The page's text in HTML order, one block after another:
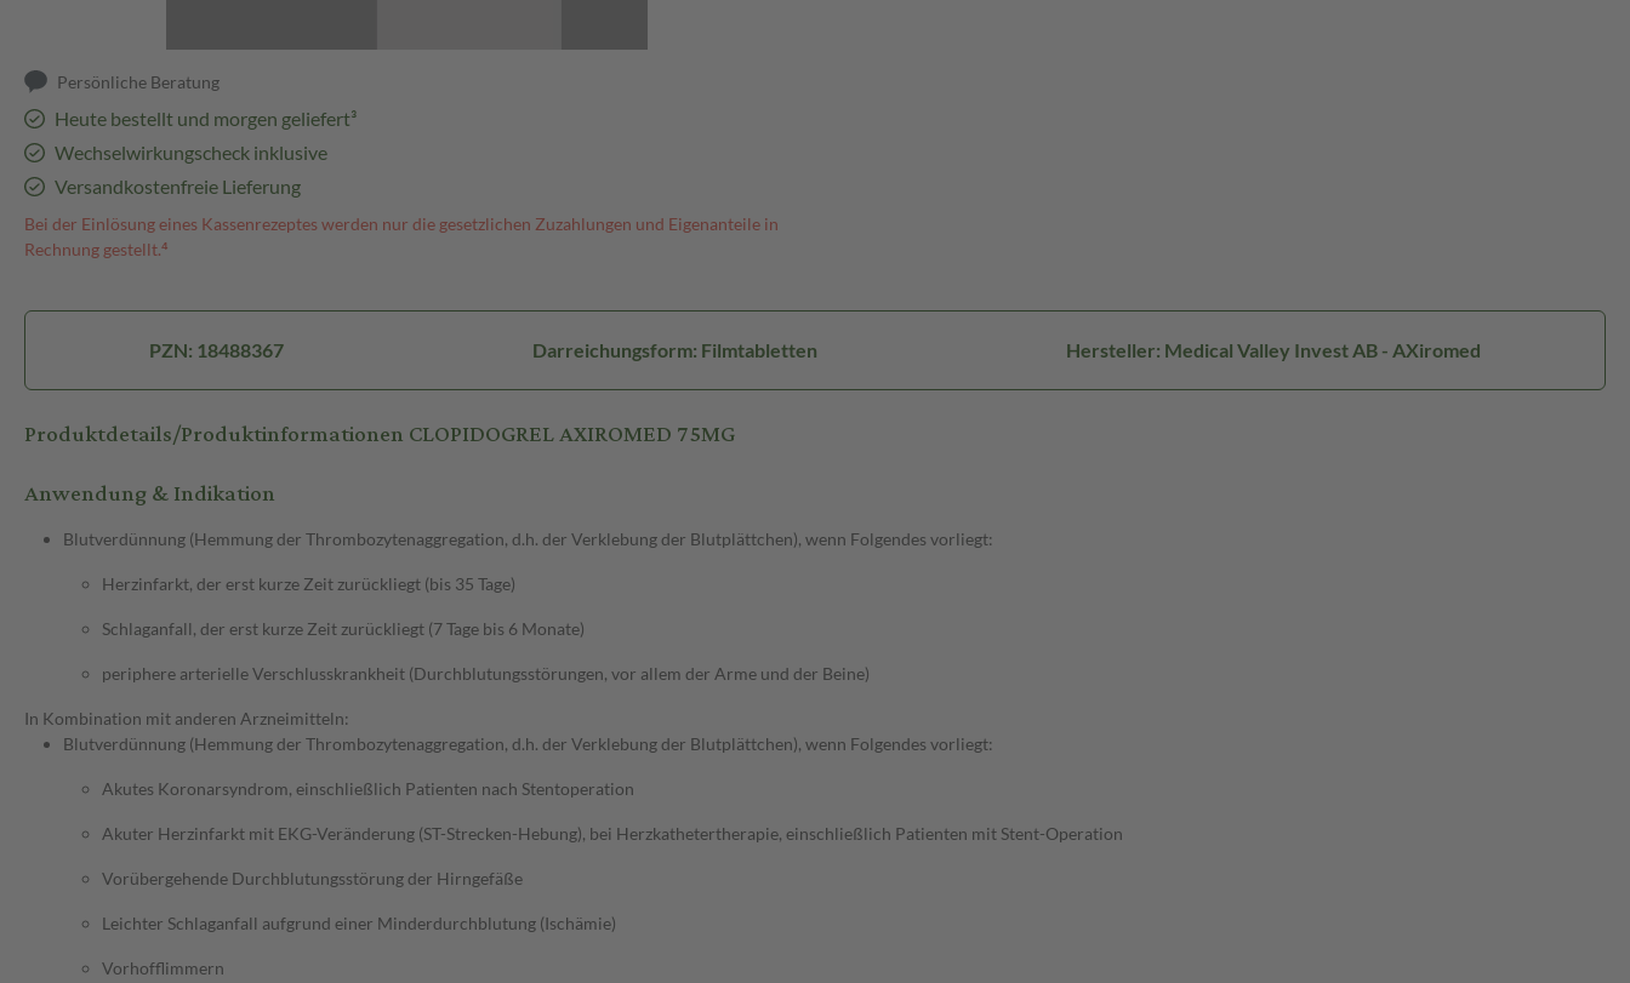
Persönliche Beratung
Heute bestellt und morgen geliefert³
Wechselwirkungscheck inklusive
Versandkostenfreie Lieferung
Bei der Einlösung eines Kassenrezeptes werden nur die gesetzlichen Zuzahlungen und Eigenanteile in
Rechnung gestellt.⁴
PZN: 18488367 Darreichungsform: Filmtabletten Hersteller: Medical Valley Invest AB - AXiromed
Produktdetails/Produktinformationen CLOPIDOGREL AXIROMED 75MG
Anwendung & Indikation
Blutverdünnung (Hemmung der Thrombozytenaggregation, d.h. der Verklebung der Blutplättchen), wenn Folgendes vorliegt:
Herzinfarkt, der erst kurze Zeit zurückliegt (bis 35 Tage)
Schlaganfall, der erst kurze Zeit zurückliegt (7 Tage bis 6 Monate)
periphere arterielle Verschlusskrankheit (Durchblutungsstörungen, vor allem der Arme und der Beine)
In Kombination mit anderen Arzneimitteln:
Blutverdünnung (Hemmung der Thrombozytenaggregation, d.h. der Verklebung der Blutplättchen), wenn Folgendes vorliegt:
Akutes Koronarsyndrom, einschließlich Patienten nach Stentoperation
Akuter Herzinfarkt mit EKG-Veränderung (ST-Strecken-Hebung), bei Herzkathetertherapie, einschließlich Patienten mit Stent-Operation
Vorübergehende Durchblutungsstörung der Hirngefäße
Leichter Schlaganfall aufgrund einer Minderdurchblutung (Ischämie)
Vorhofflimmern